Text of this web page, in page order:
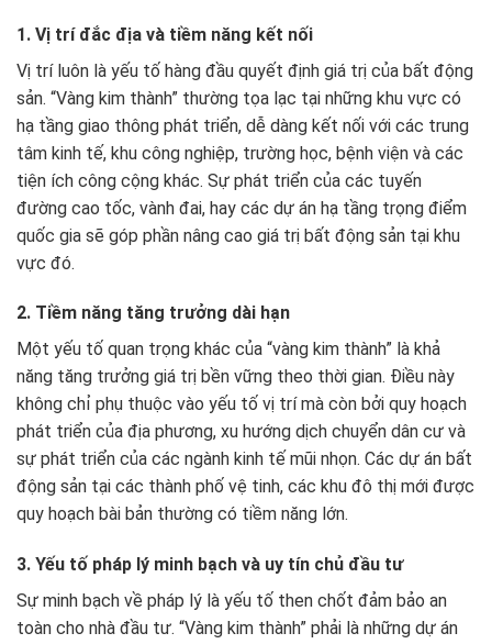
1. Vị trí đắc địa và tiềm năng kết nối
Vị trí luôn là yếu tố hàng đầu quyết định giá trị của bất động
sản. “Vàng kim thành” thường tọa lạc tại những khu vực có
hạ tầng giao thông phát triển, dễ dàng kết nối với các trung
tâm kinh tế, khu công nghiệp, trường học, bệnh viện và các
tiện ích công cộng khác. Sự phát triển của các tuyến
đường cao tốc, vành đai, hay các dự án hạ tầng trọng điểm
quốc gia sẽ góp phần nâng cao giá trị bất động sản tại khu
vực đó.
2. Tiềm năng tăng trưởng dài hạn
Một yếu tố quan trọng khác của “vàng kim thành” là khả
năng tăng trưởng giá trị bền vững theo thời gian. Điều này
không chỉ phụ thuộc vào yếu tố vị trí mà còn bởi quy hoạch
phát triển của địa phương, xu hướng dịch chuyển dân cư và
sự phát triển của các ngành kinh tế mũi nhọn. Các dự án bất
động sản tại các thành phố vệ tinh, các khu đô thị mới được
quy hoạch bài bản thường có tiềm năng lớn.
3. Yếu tố pháp lý minh bạch và uy tín chủ đầu tư
Sự minh bạch về pháp lý là yếu tố then chốt đảm bảo an
toàn cho nhà đầu tư. “Vàng kim thành” phải là những dự án